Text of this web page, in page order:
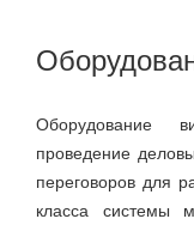
Оборудование
проведение
переговоров для
класса системы